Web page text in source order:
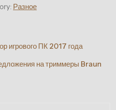
Разное
игрового ПК 2017 года
на триммеры Braun